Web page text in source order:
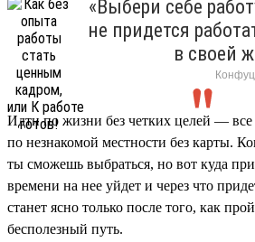
«Выбери себе
не придется
в своей
Идти по жизни без четких целей — все
по незнакомой местности без карты.
ты сможешь выбраться, но вот куда
времени на нее уйдет и через что
станет ясно только после того, как
бесполезный путь.